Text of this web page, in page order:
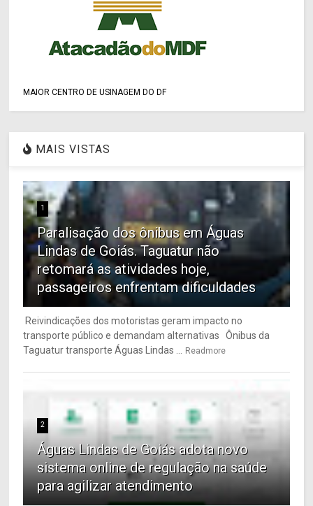
MAIOR CENTRO DE USINAGEM DO DF
MAIS VISTAS
1
Paralisação dos ônibus em Águas
Lindas de Goiás. Taguatur não
retomará as atividades hoje,
passageiros enfrentam dificuldades
Reivindicações dos motoristas geram impacto no
transporte público e demandam alternativas Ônibus da
Taguatur transporte Águas Lindas ... Readmore
2
Águas Lindas de Goiás adota novo
sistema online de regulação na saúde
para agilizar atendimento